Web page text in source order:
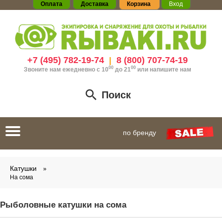
Оплата Доставка Корзина Вход
+7 (495) 782-19-74| 8 (800) 707-74-19
Звоните нам ежедневно с 1000до 21 00 или напишите нам
Поиск
Toggle
navigation
по бренду
Катушки
На сома
Рыболовные катушки на сома